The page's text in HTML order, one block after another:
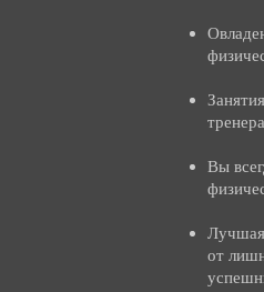
Вы
Лучшая
от